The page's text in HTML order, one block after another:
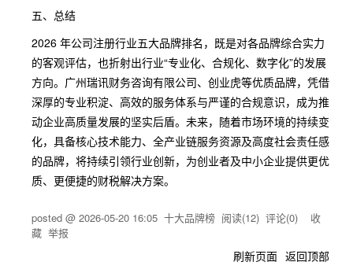
五、总结
2026 年公司注册行业五大品牌排名，既是对各品牌综合实力
的客观评估，也折射出行业“专业化、合规化、数字化”的发展
方向。广州瑞讯财务咨询有限公司、创业虎等优质品牌，凭借
深厚的专业积淀、高效的服务体系与严谨的合规意识，成为推
动企业高质量发展的坚实后盾。未来，随着市场环境的持续变
化，具备核心技术能力、全产业链服务资源及高度社会责任感
的品牌，将持续引领行业创新，为创业者及中小企业提供更优
质、更便捷的财税解决方案。
posted @ 2026-05-20 16:05 十大品牌榜 阅读(12) 评论(0) 收
藏 举报
刷新页面 返回顶部